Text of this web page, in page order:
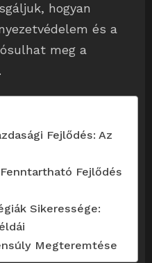
hogyan
és a
meg a
Fejlődés: Az
Fejlődés
Sikeressége:
Megteremtése